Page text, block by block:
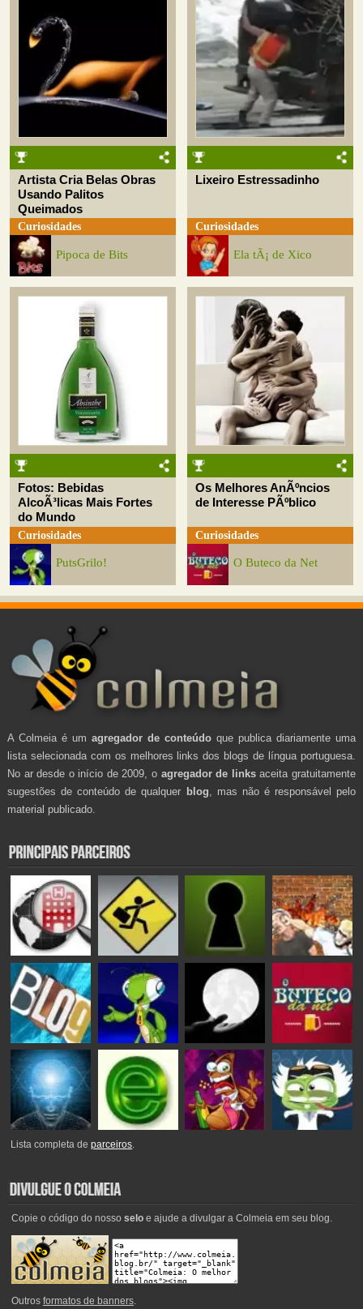
Artista Cria Belas Obras
Usando Palitos
Queimados
Curiosidades
Pipoca de Bits
Lixeiro Estressadinho
Curiosidades
Ela tÃ¡ de Xico
Fotos: Bebidas
AlcoÃ³licas Mais Fortes
do Mundo
Curiosidades
PutsGrilo!
Os Melhores AnÃºncios
de Interesse PÃºblico
Curiosidades
O Buteco da Net
A Colmeia é um agregador de conteúdo que publica diariamente uma
lista selecionada com os melhores links dos blogs de língua portuguesa.
No ar desde o início de 2009, o agregador de linksaceita gratuitamente
sugestões de conteúdo de qualquer blog , mas não é responsável pelo
material publicado.
Lista completa deparceiros.
Copie o código do nosso seloe ajude a divulgar a Colmeia em seu blog.
Outros formatos de banners.